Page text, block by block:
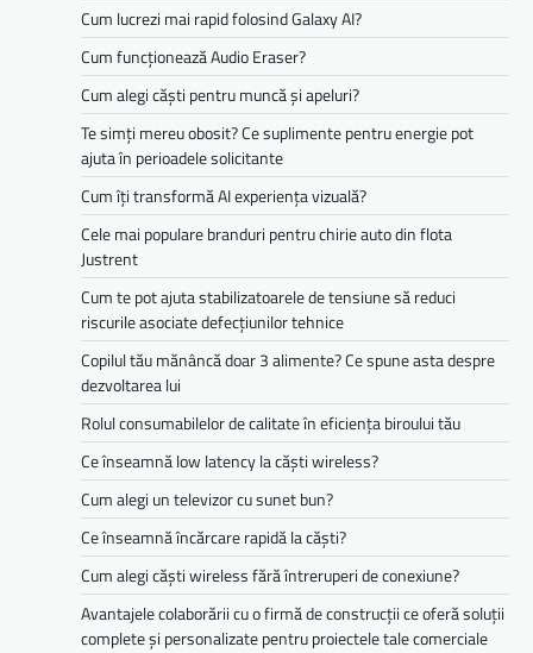
Cum lucrezi mai rapid folosind Galaxy AI?
Cum funcționează Audio Eraser?
Cum alegi căști pentru muncă și apeluri?
Te simți mereu obosit? Ce suplimente pentru energie pot
ajuta în perioadele solicitante
Cum îți transformă AI experiența vizuală?
Cele mai populare branduri pentru chirie auto din flota
Justrent
Cum te pot ajuta stabilizatoarele de tensiune să reduci
riscurile asociate defecțiunilor tehnice
Copilul tău mănâncă doar 3 alimente? Ce spune asta despre
dezvoltarea lui
Rolul consumabilelor de calitate în eficiența biroului tău
Ce înseamnă low latency la căști wireless?
Cum alegi un televizor cu sunet bun?
Ce înseamnă încărcare rapidă la căști?
Cum alegi căști wireless fără întreruperi de conexiune?
Avantajele colaborării cu o firmă de construcții ce oferă soluții
complete și personalizate pentru proiectele tale comerciale